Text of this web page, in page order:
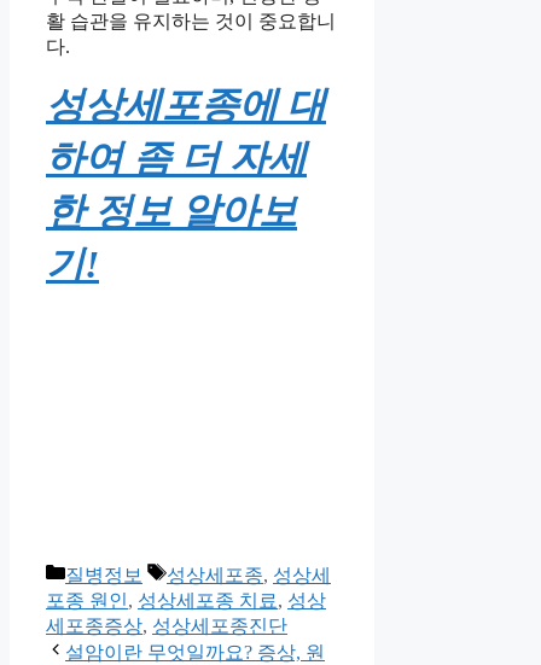
활 습관을 유지하는 것이 중요합니
다.
성상세포종에 대
하여 좀 더 자세
한 정보 알아보
기!
Categories
질병정보 Tags
성상세포종, 성상세
포종 원인, 성상세포종 치료, 성상
세포종증상, 성상세포종진단
설암이란 무엇일까요? 증상, 원